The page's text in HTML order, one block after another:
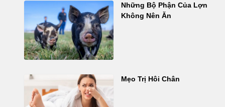
Những Bộ Phận Của Lợn
Không Nên Ăn
Mẹo Trị Hôi Chân